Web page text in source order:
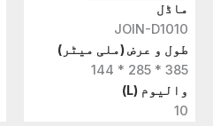
ماڈل
JOIN-D1010
طول و عرض (ملی میٹر)
385 * 285 * 144
والیوم (L)
10